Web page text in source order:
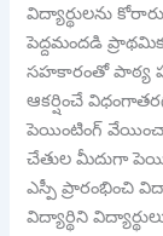
విద్యార్థులను
పెద్దమందడి
సహకారంతో పాఠ్య
ఆకర్షించే
పెయింటింగ్
చేతుల మీదుగా
ఎస్పీ ప్రారంభించి
విద్యార్థిని